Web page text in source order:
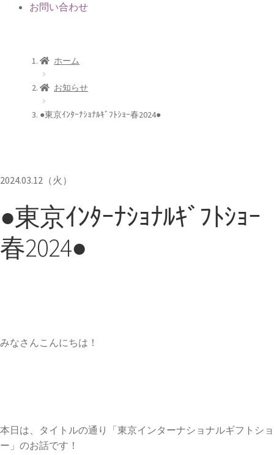
お問い合わせ
ホーム
お知らせ
●東京ｲﾝﾀｰﾅｼｮﾅﾙｷﾞﾌﾄｼｮｰ春2024●
2024.03.12（火）
●東京ｲﾝﾀｰﾅｼｮﾅﾙｷﾞﾌﾄｼｮｰ
春2024●
みなさんこんにちは！
本日は、タイトルの通り「東京インターナショナルギフトショ
ー」のお話です！